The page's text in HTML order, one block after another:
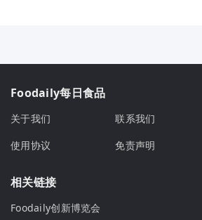
Foodaily每日食品
关于我们 联系我们
使用协议
免责声明
相关链接
Foodaily创新博览会